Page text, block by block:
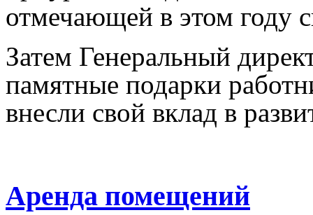
отмечающей в этом году
Затем Генеральный
памятные подарки
внесли свой вклад в
Аренда помещений